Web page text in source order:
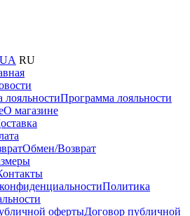
UA RU
Программа лояльности
О магазине
Обмен/Возврат
Политика
Договор публичной